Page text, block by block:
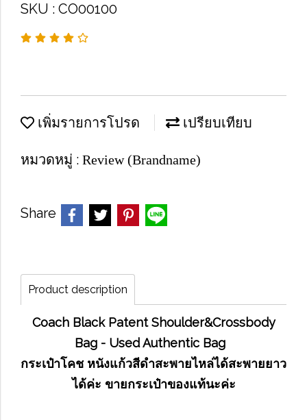
SKU : CO00100
เพิ่มรายการโปรด เปรียบเทียบ
หมวดหมู่ : Review (Brandname)
Share
Product description
Coach Black Patent Shoulder&Crossbody
Bag - Used Authentic Bag
กระเป๋าโคช หนังแก้วสีดำสะพายไหล่ได้สะพายยาว
ได้ค่ะ ขายกระเป๋าของแท้นะค่ะ